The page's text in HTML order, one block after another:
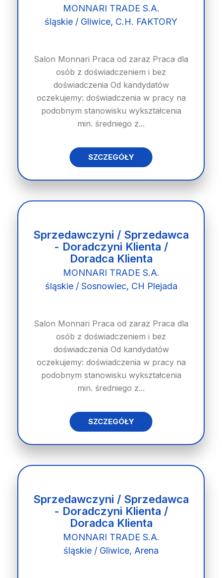
MONNARI TRADE S.A.
śląskie / Gliwice, C.H. FAKTORY
Salon Monnari Praca od zaraz Praca dla
osób z doświadczeniem i bez
doświadczenia Od kandydatów
oczekujemy: doświadczenia w pracy na
podobnym stanowisku wykształcenia
min. średniego z...
SZCZEGÓŁY
Sprzedawczyni / Sprzedawca
- Doradczyni Klienta /
Doradca Klienta
MONNARI TRADE S.A.
śląskie / Sosnowiec, CH Plejada
Salon Monnari Praca od zaraz Praca dla
osób z doświadczeniem i bez
doświadczenia Od kandydatów
oczekujemy: doświadczenia w pracy na
podobnym stanowisku wykształcenia
min. średniego z...
SZCZEGÓŁY
Sprzedawczyni / Sprzedawca
- Doradczyni Klienta /
Doradca Klienta
MONNARI TRADE S.A.
śląskie / Gliwice, Arena